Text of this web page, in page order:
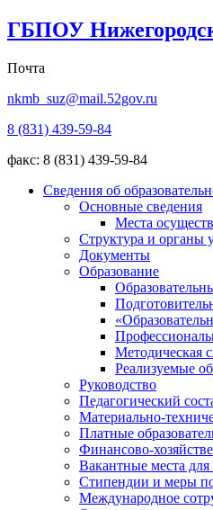
ГБПОУ
Почта
nkmb_suz@mail.52gov.ru
8 (831) 439-59-84
факс: 8 (831) 439-59-84
Сведения об
Основные сведения
Места
Структура и органы
Документы
Образование
Методическая
Реализуемые
Руководство
Педагогический
Материально-
Платные
Финансово-
Вакантные места
Стипендии и меры
Международное